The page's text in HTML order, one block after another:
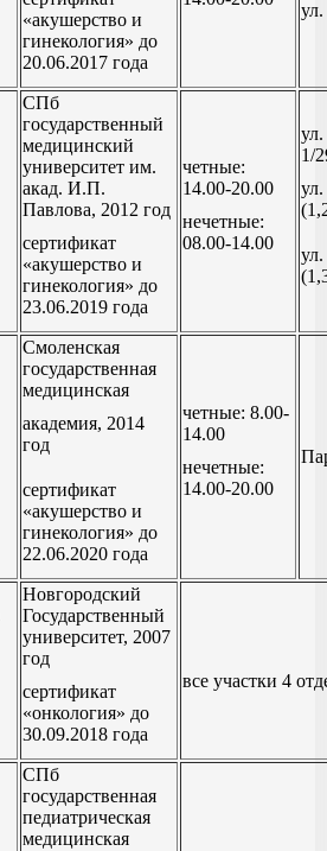
«акушерство и
гинекология» до
20.06.2017 года
СПб
государственный
медицинский
университет им.
акад. И.П.
Павлова, 2012 год
сертификат
«акушерство и
гинекология» до
23.06.2019 года
четные:
14.00-20.00
нечетные:
08.00-14.00
1/
Смоленская
государственная
медицинская
академия, 2014
год
сертификат
«акушерство и
гинекология» до
22.06.2020 года
четные: 8.00-
14.00
нечетные:
14.00-20.00
Новгородский
Государственный
университет, 2007
год
сертификат
«онкология» до
30.09.2018 года
все участки 4
СПб
государственная
педиатрическая
медицинская